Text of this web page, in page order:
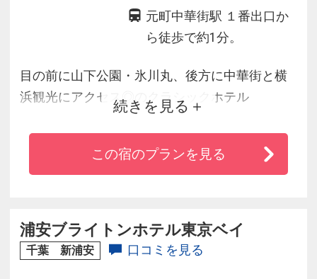
元町中華街駅 １番出口か
ら徒歩で約1分。
目の前に山下公園・氷川丸、後方に中華街と横
浜観光にアクセス◎のクラシックホテル
元町中華街駅1番出口（階段）より徒歩1分
◆1927年12月開業
◆開業以来、マッカーサー元帥など多くの賓客
的建造物に認定
◆日本クラシックホテルの会加盟
続きを見る
この宿のプランを見る
浦安ブライトンホテル東京ベイ
千葉 新浦安 口コミを見る